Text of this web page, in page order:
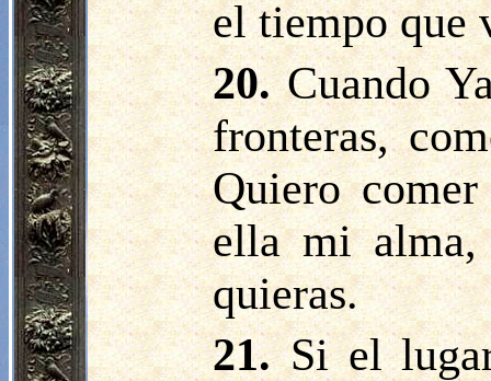
el tiempo que
20.Cuando
fronteras,
Quiero
ella mi alma,
quieras.
21.Si el